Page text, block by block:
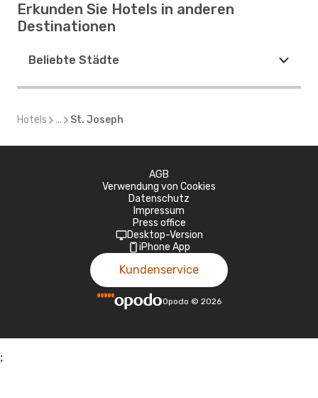
Erkunden Sie Hotels in anderen
Destinationen
Beliebte Städte
Hotels ... St. Joseph
AGB
Verwendung von Cookies
Datenschutz
Impressum
Press office
Desktop-Version
iPhone App
Kundenservice
Opodo © 2026
;